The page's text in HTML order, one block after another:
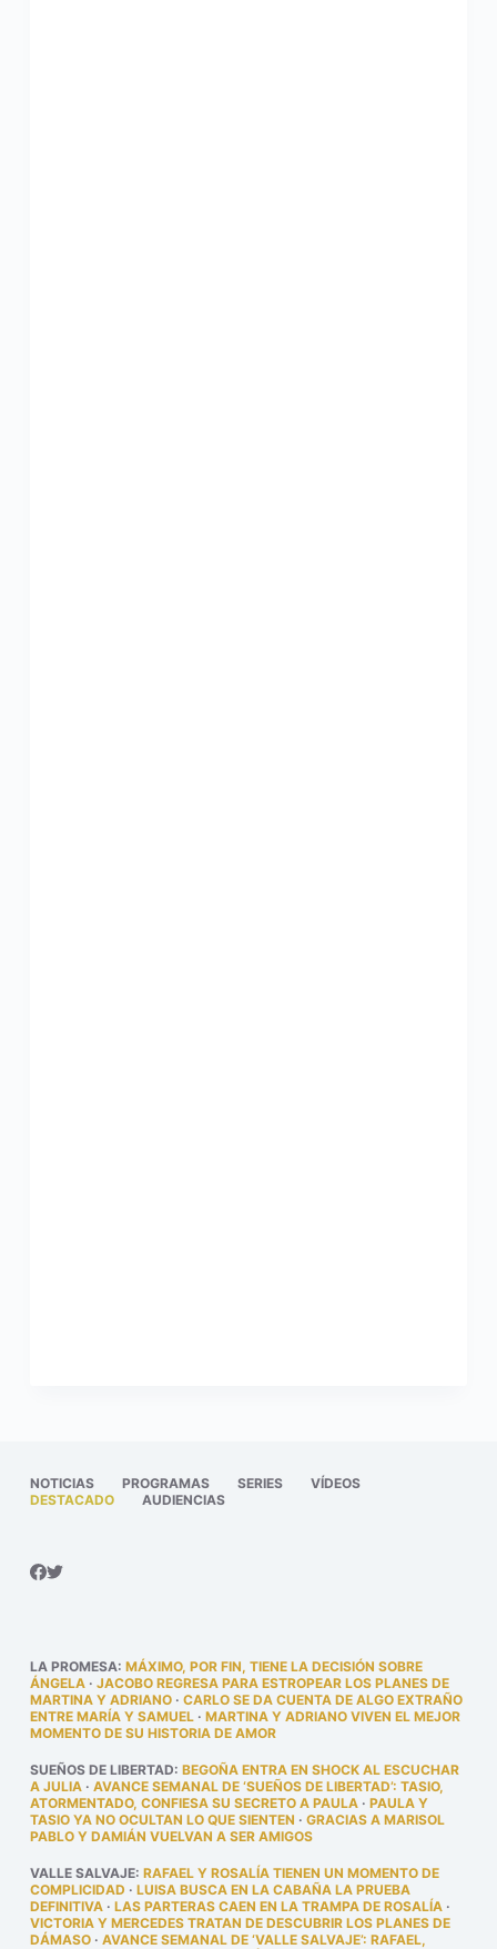
NOTICIAS PROGRAMAS SERIES
VÍDEOS
DESTACADO
AUDIENCIAS
LA PROMESA: MÁXIMO, POR FIN, TIENE LA DECISIÓN SOBRE
ÁNGELA· JACOBO REGRESA PARA ESTROPEAR LOS PLANES DE
MARTINA Y ADRIANO· CARLO SE DA CUENTA DE ALGO EXTRAÑO
ENTRE MARÍA Y SAMUEL· MARTINA Y ADRIANO VIVEN EL MEJOR
MOMENTO DE SU HISTORIA DE AMOR
SUEÑOS DE LIBERTAD: BEGOÑA ENTRA EN SHOCK AL ESCUCHAR
A JULIA· AVANCE SEMANAL DE ‘SUEÑOS DE LIBERTAD’: TASIO,
ATORMENTADO, CONFIESA SU SECRETO A PAULA· PAULA Y
TASIO YA NO OCULTAN LO QUE SIENTEN · GRACIAS A MARISOL
PABLO Y DAMIÁN VUELVAN A SER AMIGOS
VALLE SALVAJE: RAFAEL Y ROSALÍA TIENEN UN MOMENTO DE
COMPLICIDAD · LUISA BUSCA EN LA CABAÑA LA PRUEBA
DEFINITIVA· LAS PARTERAS CAEN EN LA TRAMPA DE ROSALÍA·
VICTORIA Y MERCEDES TRATAN DE DESCUBRIR LOS PLANES DE
DÁMASO· AVANCE SEMANAL DE ‘VALLE SALVAJE’: RAFAEL,